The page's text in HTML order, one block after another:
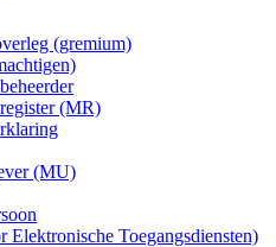
(gremium)
(MR)
(MU)
Elektronische Toegangsdiensten)